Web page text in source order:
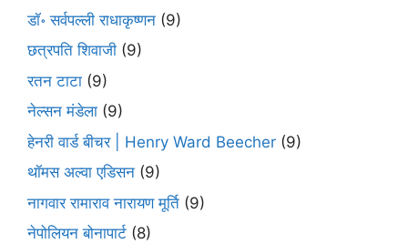
डॉ॰ सर्वपल्ली राधाकृष्णन (9)
छत्रपति शिवाजी (9)
रतन टाटा (9)
नेल्सन मंडेला (9)
हेनरी वार्ड बीचर | Henry Ward Beecher (9)
थॉमस अल्वा एडिसन (9)
नागवार रामाराव नारायण मूर्ति (9)
नेपोलियन बोनापार्ट (8)